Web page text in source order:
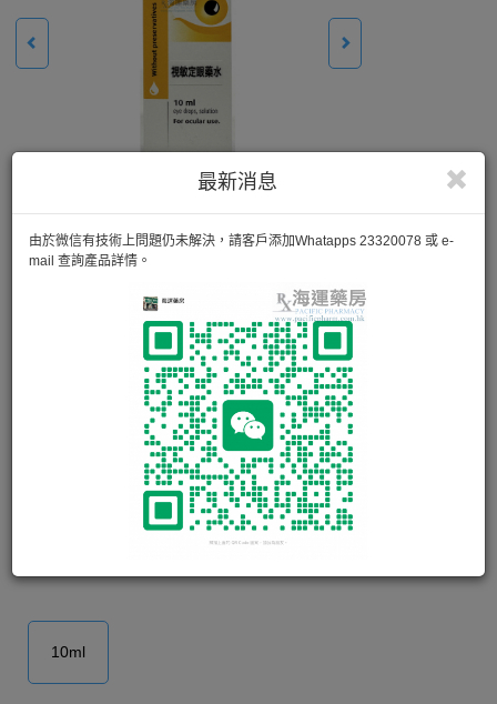
最新消息
由於微信有技術上問題仍未解決，請客戶添加Whatapps 23320078 或 e-
mail 查詢產品詳情。
視敏定 AZELASTIN-COMOD
10ml